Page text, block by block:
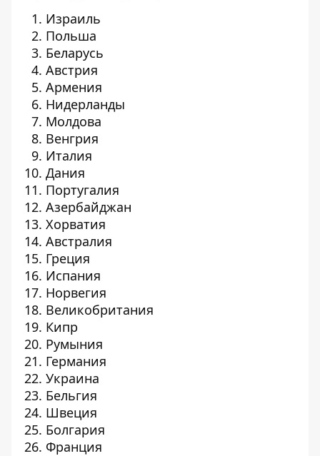
Израиль
Польша
Беларусь
Австрия
Армения
Нидерланды
Молдова
Венгрия
Италия
Дания
Португалия
Азербайджан
Хорватия
Австралия
Греция
Испания
Норвегия
Великобритания
Кипр
Румыния
Германия
Украина
Бельгия
Швеция
Болгария
Франция